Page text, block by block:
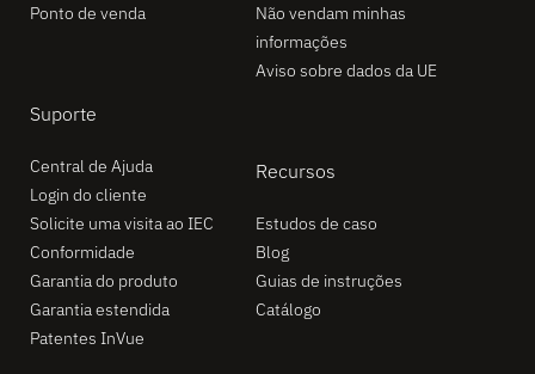
Ponto de venda
Suporte
Central de Ajuda
Login do cliente
Solicite uma visita ao IEC
Conformidade
Garantia do produto
Garantia estendida
Patentes InVue
Não vendam minhas
informações
Aviso sobre dados da UE
Recursos
Estudos de caso
Blog
Guias de instruções
Catálogo